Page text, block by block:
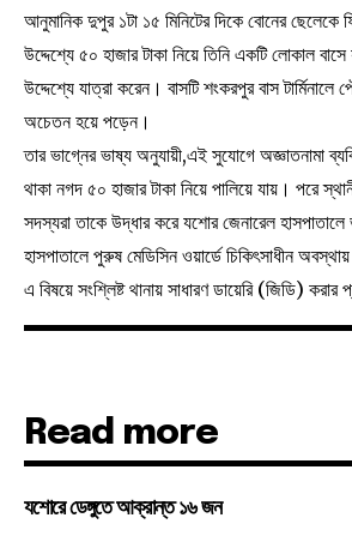
আনুমানিক দুপুর ১টা ১৫ মিনিটের দিকে বোনের ছেলেকে
উদ্দেশ্যে ৫০ হাজার টাকা নিয়ে তিনি একটি লোকাল
উদ্দেশ্যে যাত্রা করেন। বাসটি শংকরপুর বাস টার্মিনালে
অচেতন হয়ে পড়েন।
তার ভাগ্নের ভাষ্য অনুযায়ী,এই সুযোগে অজ্ঞাতনামা
থাকা নগদ ৫০ হাজার টাকা নিয়ে পালিয়ে যায়। পরে
সদস্যরা তাকে উদ্ধার করে যশোর জেনারেল হাসপাতালে
হাসপাতালে পুরুষ মেডিসিন ওয়ার্ডে চিকিৎসাধীন
এ বিষয়ে সংশ্লিষ্ট থানায় সাধারণ ডায়েরি (জিডি)
Read more
যশোরে ডেঙ্গুতে আক্রান্ত ১৬ জন